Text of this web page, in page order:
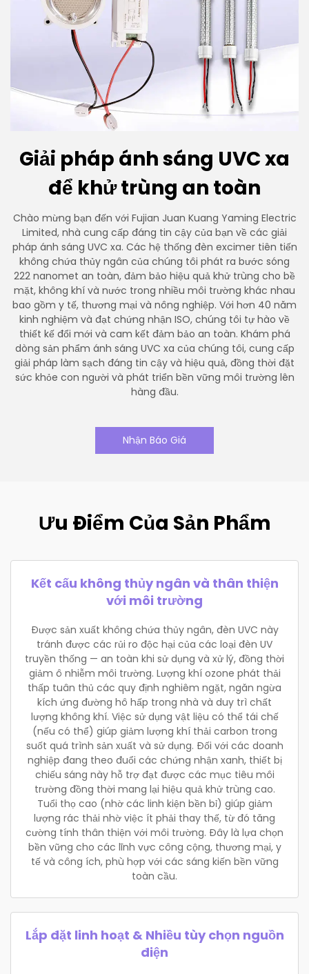
Giải pháp ánh sáng UVC xa
để khử trùng an toàn
Chào mừng bạn đến với Fujian Juan Kuang Yaming Electric
Limited, nhà cung cấp đáng tin cậy của bạn về các giải
pháp ánh sáng UVC xa. Các hệ thống đèn excimer tiên tiến
không chứa thủy ngân của chúng tôi phát ra bước sóng
222 nanomet an toàn, đảm bảo hiệu quả khử trùng cho bề
mặt, không khí và nước trong nhiều môi trường khác nhau
bao gồm y tế, thương mại và nông nghiệp. Với hơn 40 năm
kinh nghiệm và đạt chứng nhận ISO, chúng tôi tự hào về
thiết kế đổi mới và cam kết đảm bảo an toàn. Khám phá
dòng sản phẩm ánh sáng UVC xa của chúng tôi, cung cấp
giải pháp làm sạch đáng tin cậy và hiệu quả, đồng thời đặt
sức khỏe con người và phát triển bền vững môi trường lên
hàng đầu.
Nhận Báo Giá
Ưu Điểm Của Sản Phẩm
Kết cấu không thủy ngân và thân thiện
với môi trường
Được sản xuất không chứa thủy ngân, đèn UVC này
tránh được các rủi ro độc hại của các loại đèn UV
truyền thống — an toàn khi sử dụng và xử lý, đồng thời
giảm ô nhiễm môi trường. Lượng khí ozone phát thải
thấp tuân thủ các quy định nghiêm ngặt, ngăn ngừa
kích ứng đường hô hấp trong nhà và duy trì chất
lượng không khí. Việc sử dụng vật liệu có thể tái chế
(nếu có thể) giúp giảm lượng khí thải carbon trong
suốt quá trình sản xuất và sử dụng. Đối với các doanh
nghiệp đang theo đuổi các chứng nhận xanh, thiết bị
chiếu sáng này hỗ trợ đạt được các mục tiêu môi
trường đồng thời mang lại hiệu quả khử trùng cao.
Tuổi thọ cao (nhờ các linh kiện bền bỉ) giúp giảm
lượng rác thải nhờ việc ít phải thay thế, từ đó tăng
cường tính thân thiện với môi trường. Đây là lựa chọn
bền vững cho các lĩnh vực công cộng, thương mại, y
tế và công ích, phù hợp với các sáng kiến bền vững
toàn cầu.
Lắp đặt linh hoạt & Nhiều tùy chọn nguồn
điện